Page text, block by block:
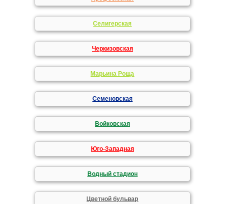
Селигерская
Черкизовская
Марьина Роща
Семеновская
Войковская
Юго-Западная
Водный стадион
Цветной бульвар